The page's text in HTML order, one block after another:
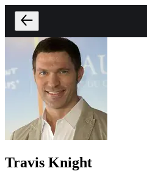
Travis Knight